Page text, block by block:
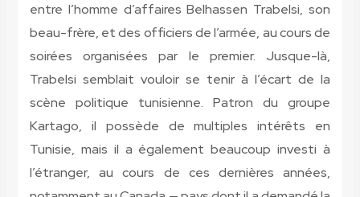
entre l’homme d’affaires Belhassen Trabelsi, son
beau-frère, et des officiers de l’armée, au cours de
soirées organisées par le premier. Jusque-là,
Trabelsi semblait vouloir se tenir à l’écart de la
scène politique tunisienne. Patron du groupe
Kartago, il possède de multiples intérêts en
Tunisie, mais il a également beaucoup investi à
l’étranger, au cours de ces dernières années,